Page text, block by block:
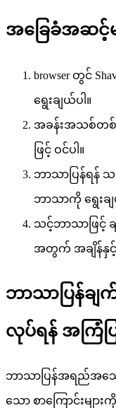
အခြေခံအဆင့်မ
browser တွင်
ရွေးချယ်ပါ။
အခန်းအသစ်တစ်
ဖြင့် ဝင်ပါ။
ဘာသာပြန်ရန် သ
ဘာသာကို ရွေးချ
သင့်ဘာသာဖြင့် ခ
အတွက် အချိန်နှင့်
ဘာသာပြန်ချ
လုပ်ရန် အကြံပြု
ဘာသာပြန်အရည်အသွေ
သော စာကြောင်းမျ